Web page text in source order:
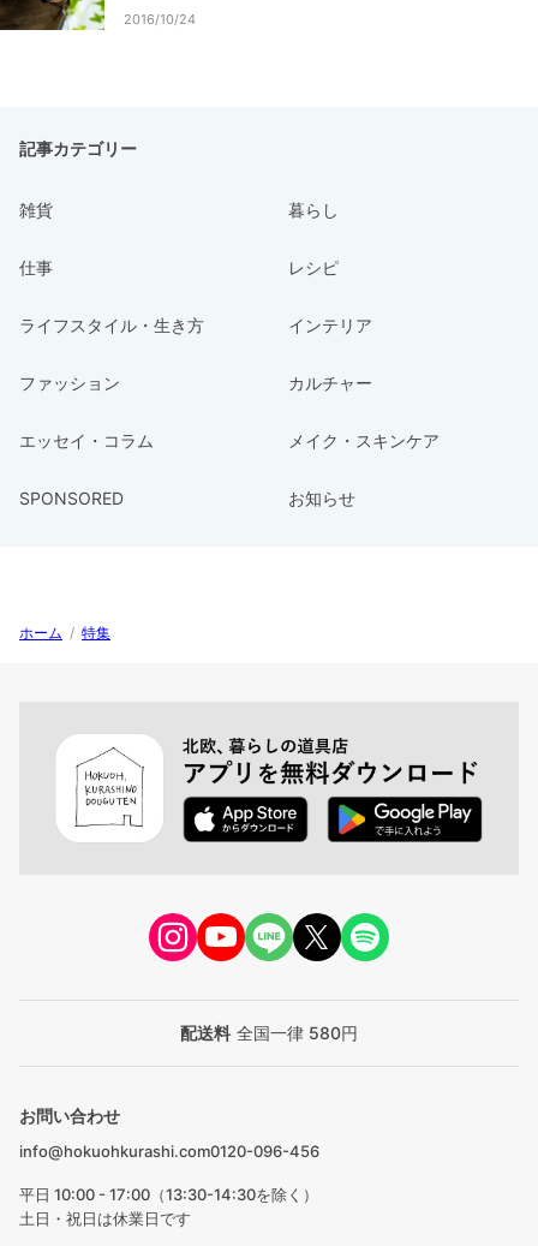
2016/10/24
記事カテゴリー
雑貨 暮らし
仕事 レシピ
ライフスタイル・生き方 インテリア
ファッション カルチャー
エッセイ・コラム メイク・スキンケア
SPONSORED お知らせ
ホーム / 特集
配送料 全国一律 580円
お問い合わせ
info@hokuohkurashi.com0120-096-456
平日 10:00 - 17:00（13:30-14:30を除く）
土日・祝日は休業日です